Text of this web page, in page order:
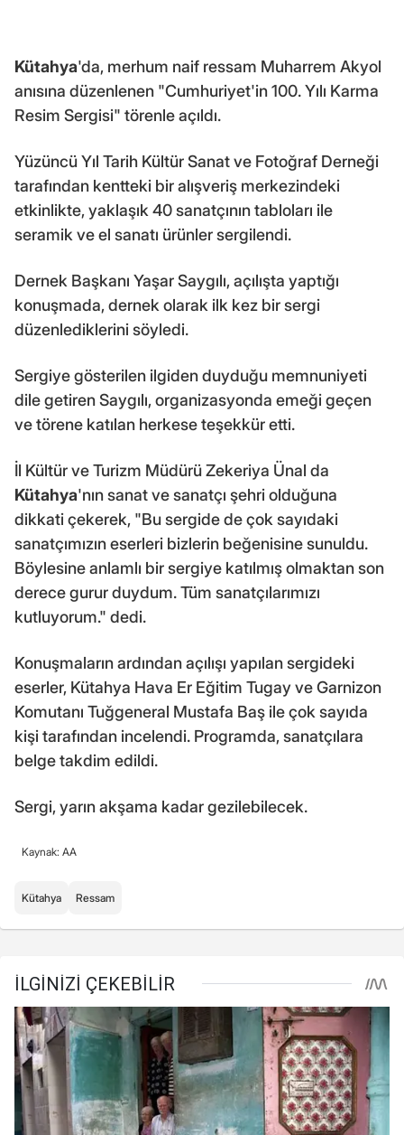
Kütahya'da, merhum naif ressam Muharrem Akyol
anısına düzenlenen "Cumhuriyet'in 100. Yılı Karma
Resim Sergisi" törenle açıldı.
Yüzüncü Yıl Tarih Kültür Sanat ve Fotoğraf Derneği
tarafından kentteki bir alışveriş merkezindeki
etkinlikte, yaklaşık 40 sanatçının tabloları ile
seramik ve el sanatı ürünler sergilendi.
Dernek Başkanı Yaşar Saygılı, açılışta yaptığı
konuşmada, dernek olarak ilk kez bir sergi
düzenlediklerini söyledi.
Sergiye gösterilen ilgiden duyduğu memnuniyeti
dile getiren Saygılı, organizasyonda emeği geçen
ve törene katılan herkese teşekkür etti.
İl Kültür ve Turizm Müdürü Zekeriya Ünal da
Kütahya'nın sanat ve sanatçı şehri olduğuna
dikkati çekerek, "Bu sergide de çok sayıdaki
sanatçımızın eserleri bizlerin beğenisine sunuldu.
Böylesine anlamlı bir sergiye katılmış olmaktan son
derece gurur duydum. Tüm sanatçılarımızı
kutluyorum." dedi.
Konuşmaların ardından açılışı yapılan sergideki
eserler, Kütahya Hava Er Eğitim Tugay ve Garnizon
Komutanı Tuğgeneral Mustafa Baş ile çok sayıda
kişi tarafından incelendi. Programda, sanatçılara
belge takdim edildi.
Sergi, yarın akşama kadar gezilebilecek.
Kaynak: AA
Kütahya Ressam